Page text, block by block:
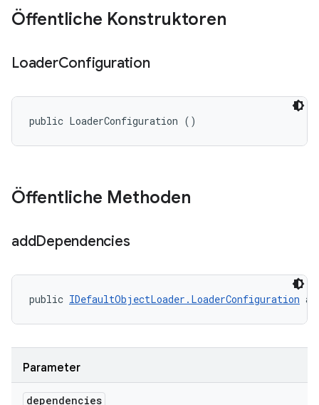
Öffentliche Konstruktoren
LoaderConfiguration
public LoaderConfiguration ()
Öffentliche Methoden
addDependencies
public IDefaultObjectLoader.LoaderConfiguration
Parameter
dependencies